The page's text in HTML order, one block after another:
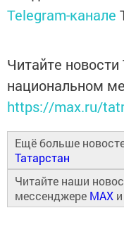
Telegram-канале
Читайте новости
национальном
https://max.ru/
Ещё больше
Татарстан
Читайте наши
мессенджере MAX